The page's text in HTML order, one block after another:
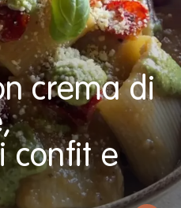
crema di
confit e